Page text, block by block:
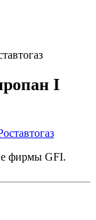
I
фирмы GFI.